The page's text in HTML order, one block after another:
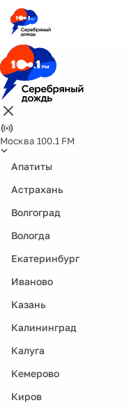
Москва 100.1 FM
Апатиты
Астрахань
Волгоград
Вологда
Екатеринбург
Иваново
Казань
Калининград
Калуга
Кемерово
Киров